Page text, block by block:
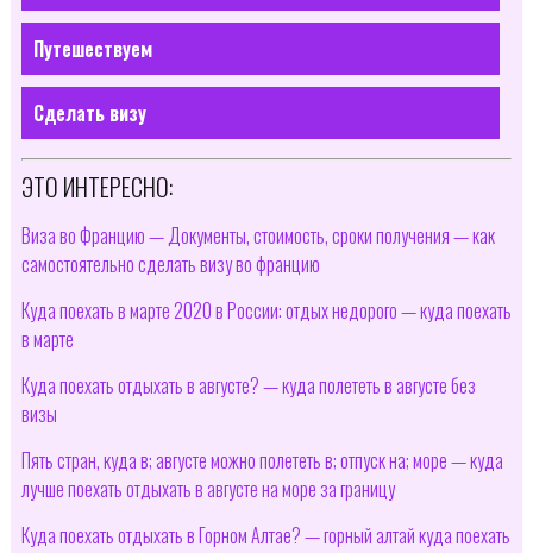
Путешествуем
Сделать визу
ЭТО ИНТЕРЕСНО:
Виза во Францию — Документы, стоимость, сроки получения — как
самостоятельно сделать визу во францию
Куда поехать в марте 2020 в России: отдых недорого — куда поехать
в марте
Куда поехать отдыхать в августе? — куда полететь в августе без
визы
Пять стран, куда в; августе можно полететь в; отпуск на; море — куда
лучше поехать отдыхать в августе на море за границу
Куда поехать отдыхать в Горном Алтае? — горный алтай куда поехать